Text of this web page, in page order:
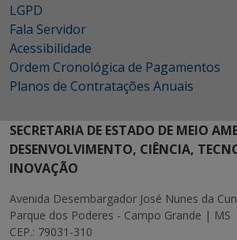
LGPD
Fala Servidor
Acessibilidade
Ordem Cronológica de Pagamentos
Planos de Contratações Anuais
SECRETARIA DE ESTADO DE MEIO
DESENVOLVIMENTO, CIÊNCIA,
INOVAÇÃO
Avenida Desembargador José Nunes da
Parque dos Poderes - Campo Grande | MS
CEP.: 79031-310